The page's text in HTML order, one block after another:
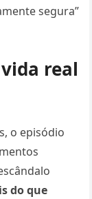
segura”
real
o episódio
do que